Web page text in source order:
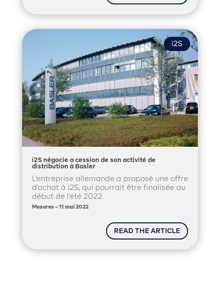
i2S
i2S négocie a cession de son activité de
distribution à Basler
L’entreprise allemande a proposé une offre
d’achat à i2S, qui pourrait être finalisée au
début de l’été 2022.
Mesures – 11 mai 2022
READ THE ARTICLE